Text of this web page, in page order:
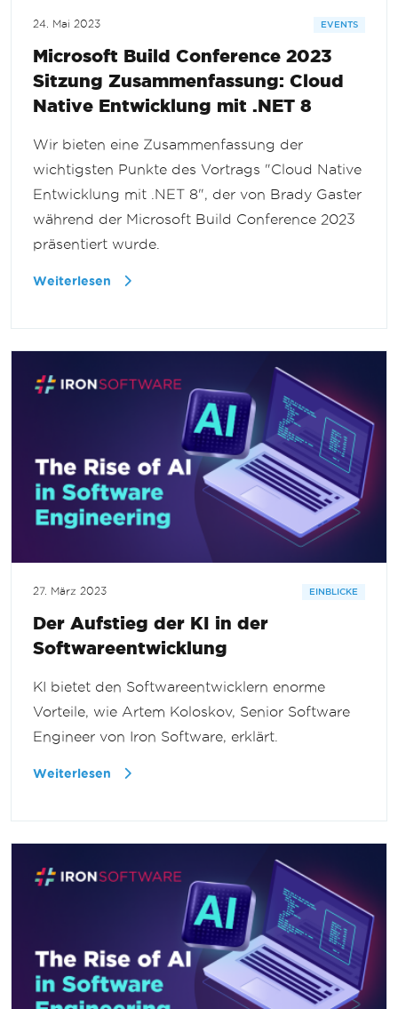
24. Mai 2023 EVENTS
Microsoft Build Conference 2023
Sitzung Zusammenfassung: Cloud
Native Entwicklung mit .NET 8
Wir bieten eine Zusammenfassung der
wichtigsten Punkte des Vortrags "Cloud Native
Entwicklung mit .NET 8", der von Brady Gaster
während der Microsoft Build Conference 2023
präsentiert wurde.
Weiterlesen
27. März 2023 EINBLICKE
Der Aufstieg der KI in der
Softwareentwicklung
KI bietet den Softwareentwicklern enorme
Vorteile, wie Artem Koloskov, Senior Software
Engineer von Iron Software, erklärt.
Weiterlesen